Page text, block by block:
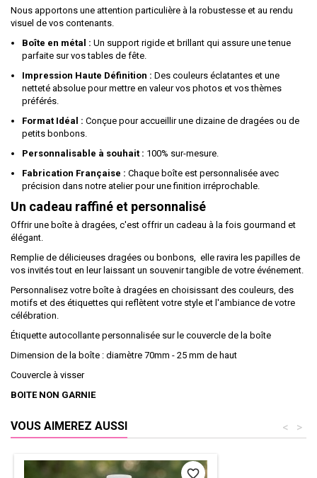
Nous apportons une attention particulière à la robustesse et au rendu
visuel de vos contenants.
Boîte en métal : Un support rigide et brillant qui assure une tenue
parfaite sur vos tables de fête.
Impression Haute Définition : Des couleurs éclatantes et une
netteté absolue pour mettre en valeur vos photos et vos thèmes
préférés.
Format Idéal : Conçue pour accueillir une dizaine de dragées ou de
petits bonbons.
Personnalisable à souhait : 100% sur-mesure.
Fabrication Française : Chaque boîte est personnalisée avec
précision dans notre atelier pour une finition irréprochable.
Un cadeau raffiné et personnalisé
Offrir une boîte à dragées, c'est offrir un cadeau à la fois gourmand et
élégant.
Remplie de délicieuses dragées ou bonbons, elle ravira les papilles de
vos invités tout en leur laissant un souvenir tangible de votre événement.
Personnalisez votre boîte à dragées en choisissant des couleurs, des
motifs et des étiquettes qui reflètent votre style et l'ambiance de votre
célébration.
Étiquette autocollante personnalisée sur le couvercle de la boîte
Dimension de la boîte : diamètre 70mm - 25 mm de haut
Couvercle à visser
BOITE NON GARNIE
VOUS AIMEREZ AUSSI >
<
favorite_border